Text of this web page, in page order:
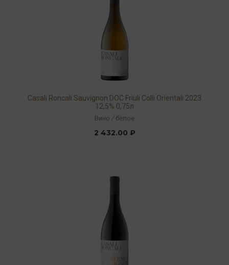
Casali Roncali Sauvignon DOC Friuli Colli Orientali 2023
12,5% 0,75л
Вино / белое
2 432.00 ₽